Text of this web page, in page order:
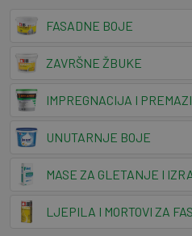
FASADNE BOJE
ZAVRŠNE ŽBUKE
IMPREGNACIJA I PREMAZI
UNUTARNJE BOJE
MASE ZA GLETANJE I
LJEPILA I MORTOVI ZA